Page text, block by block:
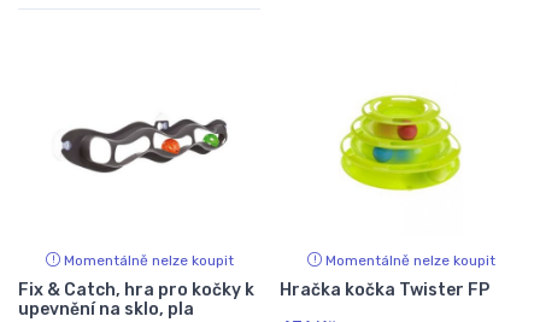
Momentálně nelze koupit
Fix & Catch, hra pro kočky k
upevnění na sklo, pla
Momentálně nelze koupit
Hračka kočka Twister FP